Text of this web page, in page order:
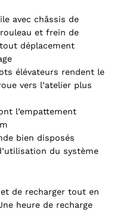
avec châssis de
et frein de
déplacement
élévateurs rendent le
vers l’atelier plus
l’empattement
bien disposés
du système
de recharger tout en
heure de recharge